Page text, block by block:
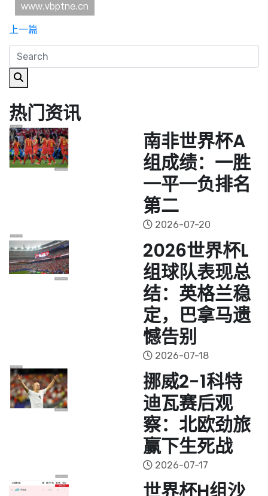
上一篇
热门资讯
南非世界杯A
组成绩：一胜
一平一负排名
第二
2026-07-20
2026世界杯L
组球队表现总
结：英格兰稳
定，巴拿马遗
憾告别
2026-07-18
挪威2-1科特
迪瓦赛后观
察：北欧劲旅
赢下生死战
2026-07-17